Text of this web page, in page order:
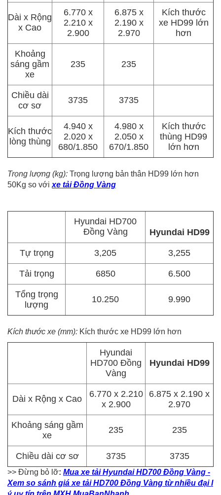
Dài x Rộng
x Cao
6.770 x
2.210 x
2.900
6.875 x
2.190 x
2.970
Kích thước
xe HD99 lớn
hơn
Khoảng
sáng gầm
xe
235 235
Chiều dài
cơ sơ
3735 3735
Kích thước
lòng thùng
4.940 x
2.020 x
680/1.850
4.980 x
2.050 x
670/1.850
Kích thước
thùng HD99
lớn hơn
Trọng lượng (kg): Trọng lượng bản thân HD99 lớn hơn
50Kg so vớixe tải Đồng Vàng
Hyundai HD700
Đồng Vàng
Hyundai HD99
Tự trọng 3,205 3,255
Tải trọng 6850 6.500
Tổng trọng
lượng
10.250 9.990
Kích thước xe (mm): Kích thước xe HD99 lớn hơn
Hyundai
HD700 Đồng
Vàng
Hyundai HD99
Dài x Rộng x Cao
6.770 x 2.210
x 2.900
6.875 x 2.190 x
2.970
Khoảng sáng gầm
xe
235 235
Chiều dài cơ sơ 3735 3735
>> Đừng bỏ lỡ: Mua xe tải Hyundai HD700 Đồng Vàng -
Xem so sánh giá xe tải HD700 Đồng Vàng từ nhiều đại l